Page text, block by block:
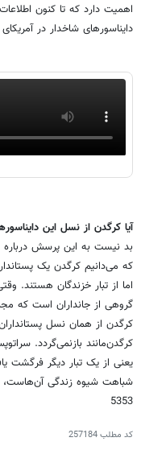
اهمیت دارد که تا کنون
دایناسورهای شاخدار در
آیا کرگدن از نسل این
بد نیست به این پرسش درباره
که می‌دانیم کرگدن یک
اما از تبار خزندگان هستند.
گروهی از جانداران است که
کرگدن از همان نسل
کرگدن‌مانند بازنمی‌گردد.
یعنی از یک تبار دیگر فرگشت
شباهت شیوه زندگی آن‌هاست،
5353
کد مطلب257184